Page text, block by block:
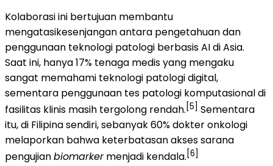
Kolaborasi ini bertujuan membantu
mengatasikesenjangan antara pengetahuan dan
penggunaan teknologi patologi berbasis AI di Asia.
Saat ini, hanya 17% tenaga medis yang mengaku
sangat memahami teknologi patologi digital,
sementara penggunaan tes patologi komputasional di
fasilitas klinis masih tergolong rendah. [5] Sementara
itu, di Filipina sendiri, sebanyak 60% dokter onkologi
melaporkan bahwa keterbatasan akses sarana
pengujianbiomarkermenjadi kendala. [6]